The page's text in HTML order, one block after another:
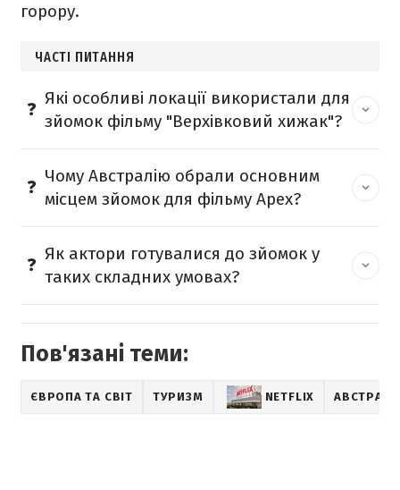
горору.
ЧАСТІ ПИТАННЯ
Які особливі локації використали для
зйомок фільму "Верхівковий хижак"?
Чому Австралію обрали основним
місцем зйомок для фільму Apex?
Як актори готувалися до зйомок у
таких складних умовах?
Пов'язані теми:
ЄВРОПА ТА СВІТ ТУРИЗМ NETFLIX